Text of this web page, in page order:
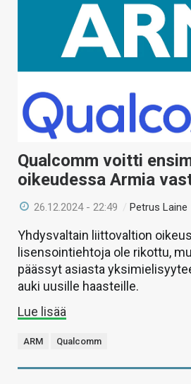
Qualcomm voitti
oikeudessa Armia
26.12.2024 - 22:49 /Petrus Laine
Yhdysvaltain liittovaltion
lisensointiehtoja ole rikottu,
päässyt asiasta
auki uusille haasteille.
Lue lisää
ARM Qualcomm